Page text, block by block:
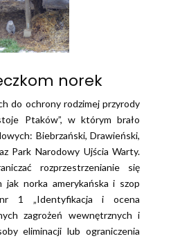
norek
do ochrony rodzimej przyrody
Ptaków”, w którym brało
Biebrzański, Drawieński,
Park Narodowy Ujścia Warty.
rozprzestrzenianie się
norka amerykańska i szop
1 „Identyfikacja i ocena
zagrożeń wewnętrznych i
eliminacji lub ograniczenia